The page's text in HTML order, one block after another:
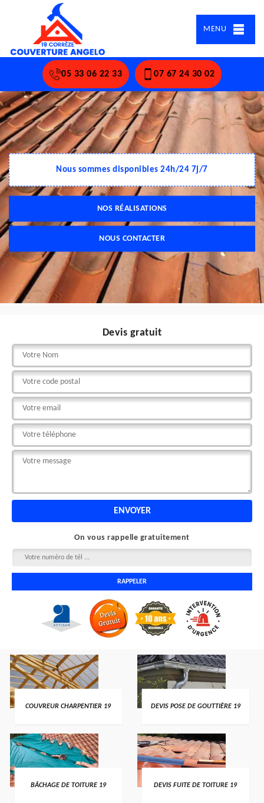
MENU
05 33 06 22 33 07 67 24 30 02
Nous sommes disponibles 24h/24 7j/7
NOS RÉALISATIONS
NOUS CONTACTER
Devis gratuit
On vous rappelle gratuitement
COUVREUR CHARPENTIER 19 DEVIS POSE DE GOUTTIÈRE 19
BÂCHAGE DE TOITURE 19 DEVIS FUITE DE TOITURE 19